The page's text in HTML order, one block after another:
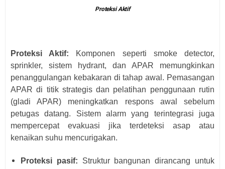
Proteksi Aktif
Proteksi Aktif: Komponen seperti smoke detector,
sprinkler, sistem hydrant, dan APAR memungkinkan
penanggulangan kebakaran di tahap awal. Pemasangan
APAR di titik strategis dan pelatihan penggunaan rutin
(gladi APAR) meningkatkan respons awal sebelum
petugas datang. Sistem alarm yang terintegrasi juga
mempercepat evakuasi jika terdeteksi asap atau
kenaikan suhu mencurigakan.
Proteksi pasif: Struktur bangunan dirancang untuk